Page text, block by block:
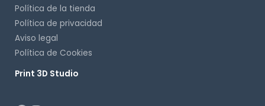
Política de la tienda
Política de privacidad
Aviso legal
Política de Cookies
Print 3D Studio